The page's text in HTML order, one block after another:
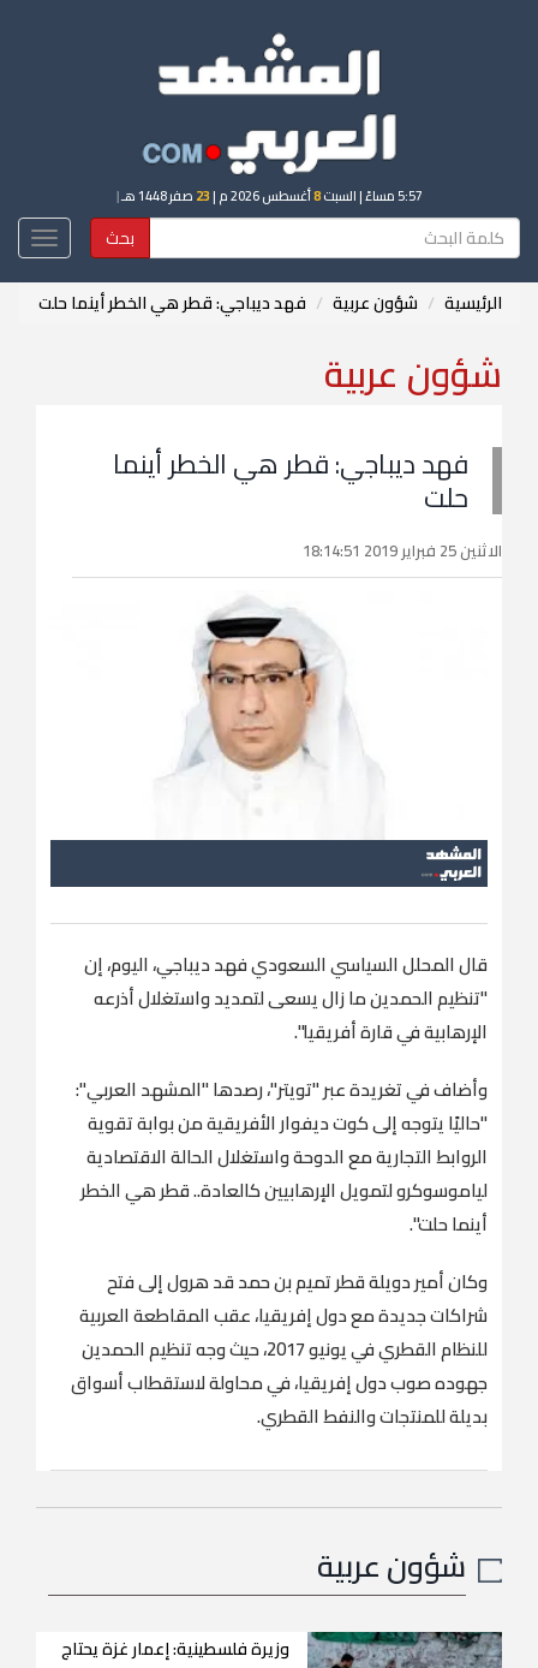
5:57 مساءً | السبت8أغسطس 2026 م | 23 صفر 1448 هـ |
بحث
الرئيسية شؤون عربية فهد ديباجي: قطر هي الخطر أينما حلت
شؤون عربية
فهد ديباجي: قطر هي الخطر أينما
حلت
الاثنين 25 فبراير 2019 18:14:51
قال المحلل السياسي السعودي فهد ديباجي، اليوم، إن
"تنظيم الحمدين ما زال يسعى لتمديد واستغلال أذرعه
الإرهابية في قارة أفريقيا".
وأضاف في تغريدة عبر "تويتر"، رصدها "المشهد العربي":
"حاليًا يتوجه إلى كوت ديفوار الأفريقية من بوابة تقوية
الروابط التجارية مع الدوحة واستغلال الحالة الاقتصادية
لياموسوكرو لتمويل الإرهابيين كالعادة.. قطر هي الخطر
أينما حلت".
وكان أمير دويلة قطر تميم بن حمد قد هرول إلى فتح
شراكات جديدة مع دول إفريقيا، عقب المقاطعة العربية
للنظام القطري في يونيو 2017، حيث وجه تنظيم الحمدين
جهوده صوب دول إفريقيا، في محاولة لاستقطاب أسواق
بديلة للمنتجات والنفط القطري.
شؤون عربية
وزيرة فلسطينية: إعمار غزة يحتاج